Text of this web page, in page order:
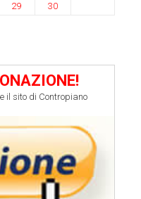
29 30
il sito di Contropiano